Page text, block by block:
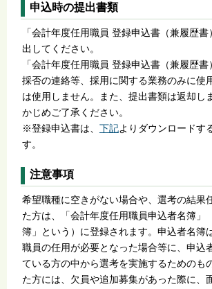
申込時の提出書類
「会計年度任用職員 登録申込書（兼履歴
出してください。
「会計年度任用職員 登録申込書（兼履歴
採否の連絡等、採用に関する業務のみに使
は使用しません。また、提出書類は返却し
かじめご了承ください。
※登録申込書は、 下記よりダウンロードす
す。
注意事項
希望職種に空きがない場合や、選考の結果
た方は、「会計年度任用職員申込者名簿」
簿」という）に登録されます。申込者名簿
職員の任用が必要となった場合等に、申込
ている方の中から選考を実施するためのも
た方には、欠員や追加募集があった際に、